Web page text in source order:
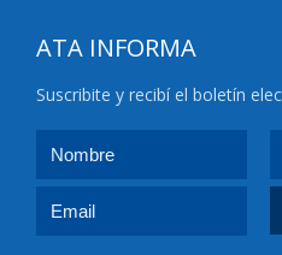
ATA INFORMA
Suscribite y recibí el boletín